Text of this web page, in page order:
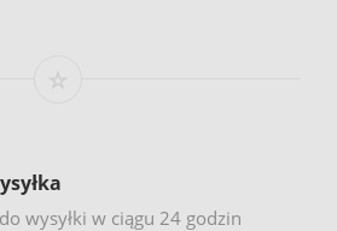
wysyłki w ciągu 24 godzin